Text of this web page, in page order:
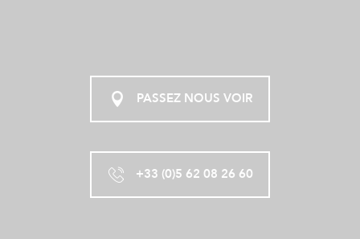
PASSEZ NOUS VOIR
+33 (0)5 62 08 26 60